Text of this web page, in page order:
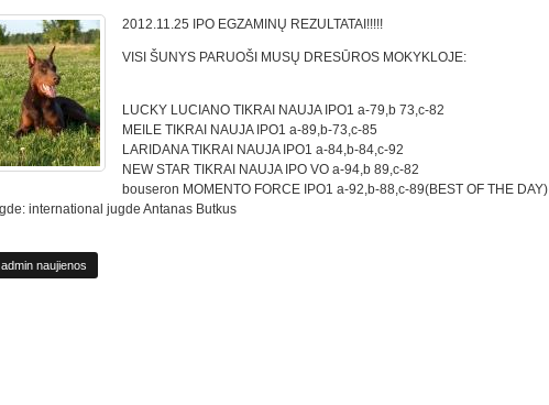
2012.11.25 IPO EGZAMINŲ REZULTATAI!!!!!
VISI ŠUNYS PARUOŠI MUSŲ DRESŪROS MOKYKLOJE:
LUCKY LUCIANO TIKRAI NAUJA IPO1 a-79,b 73,c-82
MEILE TIKRAI NAUJA IPO1 a-89,b-73,c-85
LARIDANA TIKRAI NAUJA IPO1 a-84,b-84,c-92
NEW STAR TIKRAI NAUJA IPO VO a-94,b 89,c-82
bouseron MOMENTO FORCE IPO1 a-92,b-88,c-89(BEST OF THE DAY)
international jugde Antanas Butkus
admin naujienos